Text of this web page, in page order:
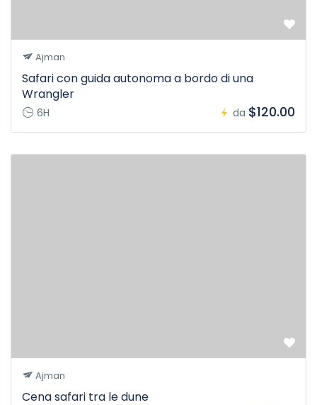
Ajman
Safari con guida autonoma a bordo di una
Wrangler
6H da $120.00
Ajman
Cena safari tra le dune